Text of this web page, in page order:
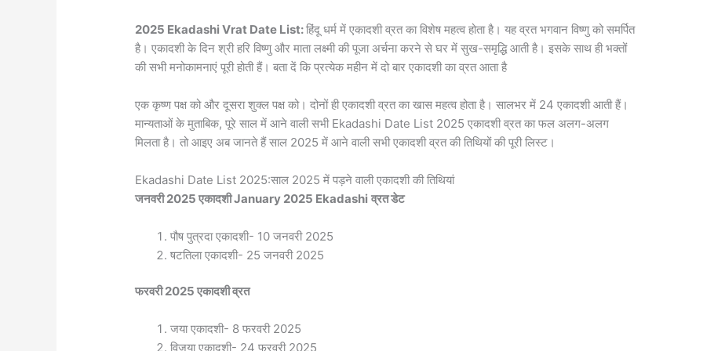
2025 Ekadashi Vrat Date List:हिंदू धर्म में एकादशी व्रत का विशेष महत्व होता है। यह व्रत भगवान विष्णु को समर्पित
है। एकादशी के दिन श्री हरि विष्णु और माता लक्ष्मी की पूजा अर्चना करने से घर में सुख-समृद्धि आती है। इसके साथ ही भक्तों
की सभी मनोकामनाएं पूरी होती हैं। बता दें कि प्रत्येक महीन में दो बार एकादशी का व्रत आता है
एक कृष्ण पक्ष को और दूसरा शुक्ल पक्ष को। दोनों ही एकादशी व्रत का खास महत्व होता है। सालभर में 24 एकादशी आती हैं।
मान्यताओं के मुताबिक, पूरे साल में आने वाली सभी Ekadashi Date List 2025 एकादशी व्रत का फल अलग-अलग
मिलता है। तो आइए अब जानते हैं साल 2025 में आने वाली सभी एकादशी व्रत की तिथियों की पूरी लिस्ट।
Ekadashi Date List 2025:साल 2025 में पड़ने वाली एकादशी की तिथियां
जनवरी 2025 एकादशी January 2025 Ekadashi व्रत डेट
पौष पुत्रदा एकादशी- 10 जनवरी 2025
षटतिला एकादशी- 25 जनवरी 2025
फरवरी 2025 एकादशी व्रत
जया एकादशी- 8 फरवरी 2025
विजया एकादशी- 24 फरवरी 2025